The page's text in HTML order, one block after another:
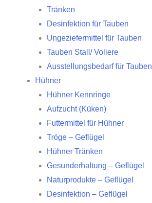
Tränken
Desinfektion für Tauben
Ungeziefermittel für Tauben
Tauben Stall/ Voliere
Ausstellungsbedarf für Tauben
Hühner
Hühner Kennringe
Aufzucht (Küken)
Futtermittel für Hühner
Tröge – Geflügel
Hühner Tränken
Gesunderhaltung – Geflügel
Naturprodukte – Geflügel
Desinfektion – Geflügel